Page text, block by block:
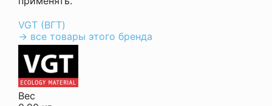
VGT (ВГТ)
→ все товары этого бренда
Вес